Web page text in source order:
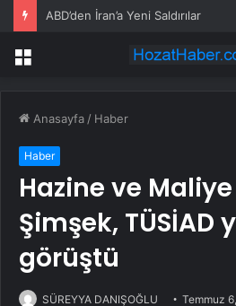
ABD’den İran’a Yeni Saldırılar
Menü
Anasayfa / Haber
Haber
Hazine ve Maliye
Şimşek,
görüştü
SÜREYYA DANIŞOĞLU Temmuz